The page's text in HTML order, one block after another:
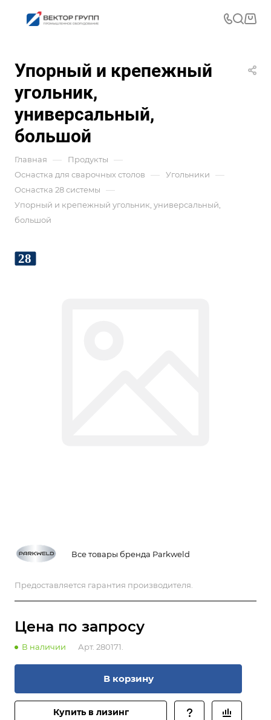
Упорный и крепежный
угольник,
универсальный,
большой
Главная — Продукты —
Оснастка для сварочных столов — Угольники —
Оснастка 28 системы —
Упорный и крепежный угольник, универсальный,
большой
Все товары бренда Parkweld
Предоставляется гарантия производителя.
Цена по запросу
В наличии Арт. 280171.
В корзину
Купить в лизинг